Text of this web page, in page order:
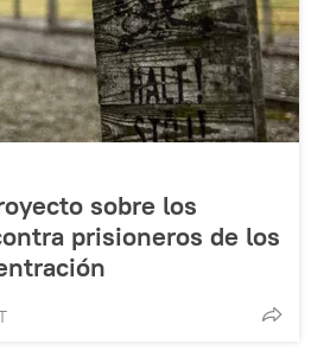
sobre los
prisioneros de los